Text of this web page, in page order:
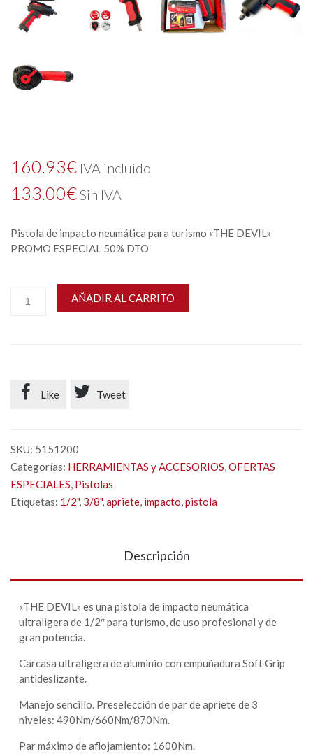
160.93€ IVA incluido
133.00€Sin IVA
Pistola de impacto neumática para turismo «THE DEVIL»
PROMO ESPECIAL 50% DTO
AÑADIR AL CARRITO
 Like  Tweet
SKU: 5151200
Categorías: HERRAMIENTAS y ACCESORIOS,OFERTAS
ESPECIALES, Pistolas
Etiquetas: 1/2", 3/8",apriete, impacto,pistola
Descripción
«THE DEVIL» es una pistola de impacto neumática
ultraligera de 1/2″ para turismo, de uso profesional y de
gran potencia.
Carcasa ultraligera de aluminio con empuñadura Soft Grip
antideslizante.
Manejo sencillo. Preselección de par de apriete de 3
niveles: 490Nm/660Nm/870Nm.
Par máximo de aflojamiento: 1600Nm.